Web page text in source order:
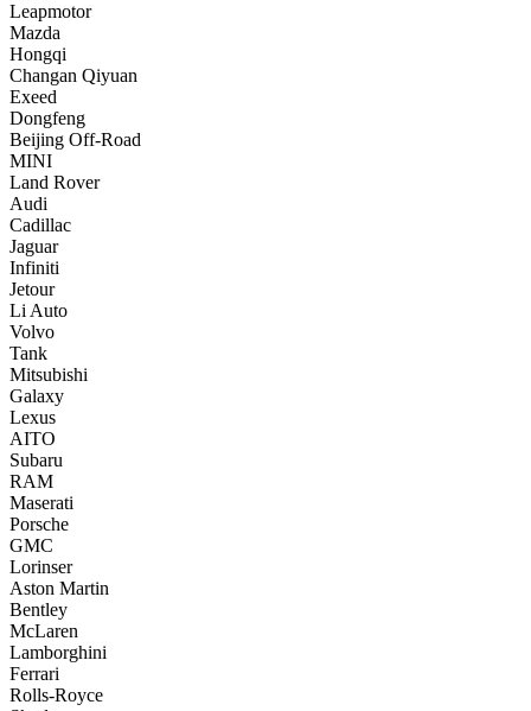
Leapmotor
Mazda
Hongqi
Changan Qiyuan
Exeed
Dongfeng
Beijing Off-Road
MINI
Land Rover
Audi
Cadillac
Jaguar
Infiniti
Jetour
Li Auto
Volvo
Tank
Mitsubishi
Galaxy
Lexus
AITO
Subaru
RAM
Maserati
Porsche
GMC
Lorinser
Aston Martin
Bentley
McLaren
Lamborghini
Ferrari
Rolls-Royce